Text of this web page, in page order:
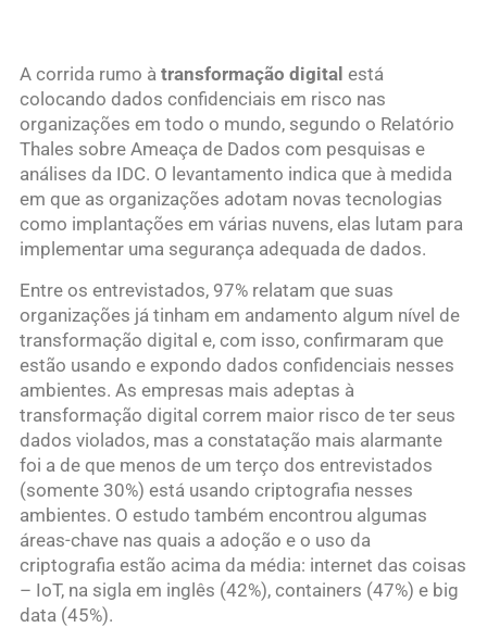
A corrida rumo à transformação digital está
colocando dados confidenciais em risco nas
organizações em todo o mundo, segundo o Relatório
Thales sobre Ameaça de Dados com pesquisas e
análises da IDC. O levantamento indica que à medida
em que as organizações adotam novas tecnologias
como implantações em várias nuvens, elas lutam para
implementar uma segurança adequada de dados.
Entre os entrevistados, 97% relatam que suas
organizações já tinham em andamento algum nível de
transformação digital e, com isso, confirmaram que
estão usando e expondo dados confidenciais nesses
ambientes. As empresas mais adeptas à
transformação digital correm maior risco de ter seus
dados violados, mas a constatação mais alarmante
foi a de que menos de um terço dos entrevistados
(somente 30%) está usando criptografia nesses
ambientes. O estudo também encontrou algumas
áreas-chave nas quais a adoção e o uso da
criptografia estão acima da média: internet das coisas
– IoT, na sigla em inglês (42%), containers (47%) e big
data (45%).